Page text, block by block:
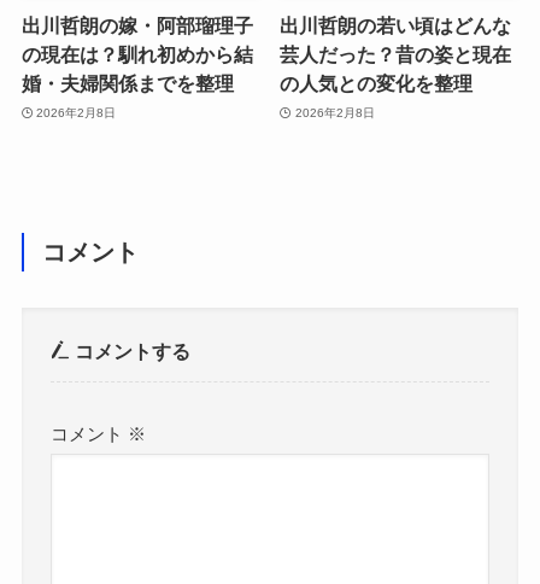
出川哲朗の嫁・阿部瑠理子
の現在は？馴れ初めから結
婚・夫婦関係までを整理
2026年2月8日
出川哲朗の若い頃はどんな
芸人だった？昔の姿と現在
の人気との変化を整理
2026年2月8日
コメント
コメントする
コメント ※